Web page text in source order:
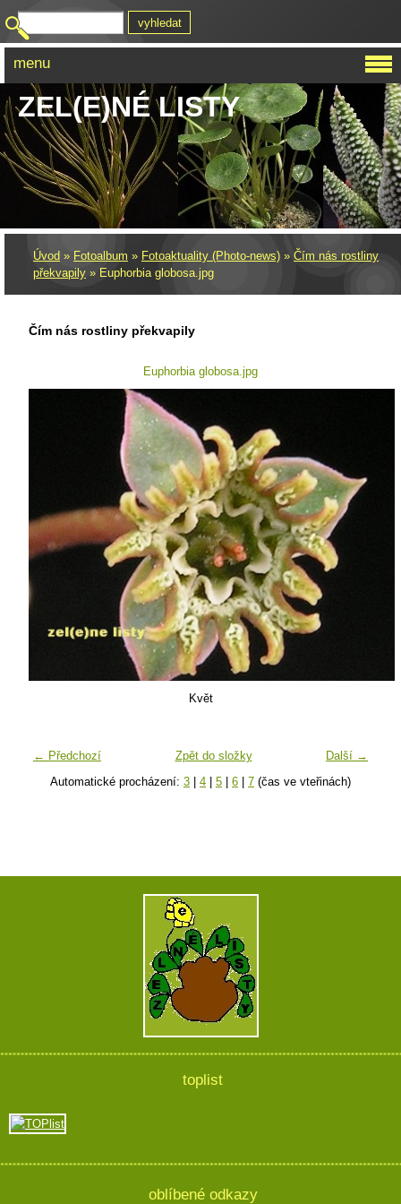
ZEL(E)NÉ LISTY
Úvod » Fotoalbum » Fotoaktuality (Photo-news) » Čím nás rostliny
překvapily » Euphorbia globosa.jpg
Čím nás rostliny překvapily
Euphorbia globosa.jpg
Květ
← Předchozí Další →
Zpět do složky
Automatické procházení: 3 | 4 | 5 | 6 | 7 (čas ve vteřinách)
menu
toplist
oblíbené odkazy